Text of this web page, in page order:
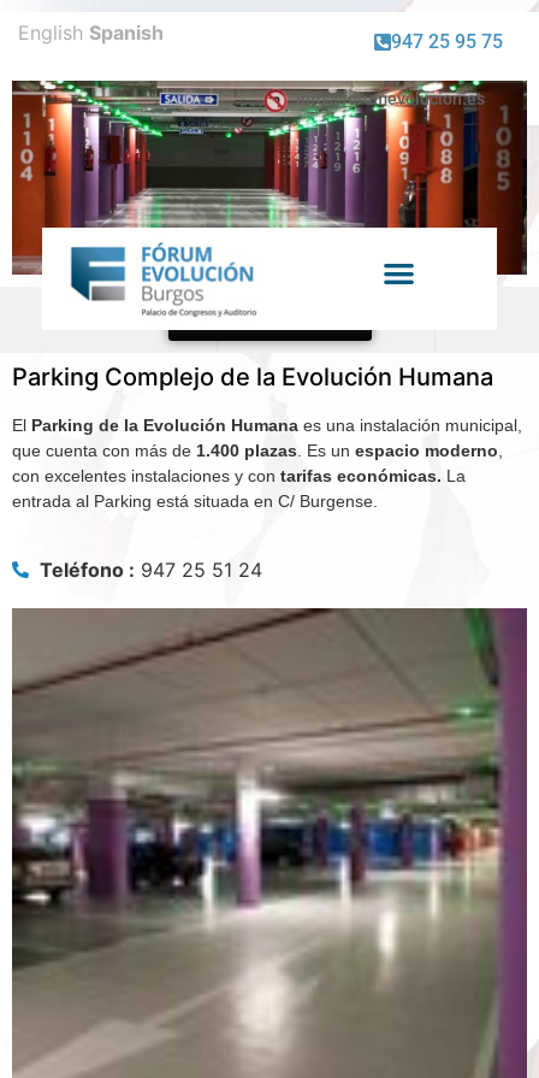
947 25 95 75
info@forumevolucion.es
PARKING
Parking Complejo de la Evolución Humana
El Parking de la Evolución Humana es una instalación municipal,
que cuenta con más de 1.400 plazas . Es un espacio moderno
con excelentes instalaciones y con tarifas económicas. La
entrada al Parking está situada en C/ Burgense.
Teléfono : 947 25 51 24
English Spanish